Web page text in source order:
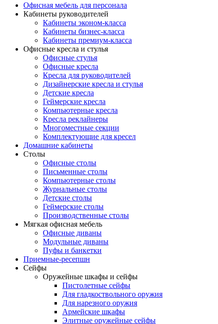
Офисная мебель для персонала
Кабинеты руководителей
Кабинеты эконом-класса
Кабинеты бизнес-класса
Кабинеты премиум-класса
Офисные кресла и стулья
Офисные стулья
Офисные кресла
Кресла для руководителей
Дизайнерские кресла и стулья
Детские кресла
Геймерские кресла
Компьютерные кресла
Кресла реклайнеры
Многоместные секции
Комплектующие для кресел
Домашние кабинеты
Столы
Офисные столы
Письменные столы
Компьютерные столы
Журнальные столы
Детские столы
Геймерские столы
Производственные столы
Мягкая офисная мебель
Офисные диваны
Модульные диваны
Пуфы и банкетки
Приемные-ресепшн
Сейфы
Оружейные шкафы и сейфы
Пистолетные сейфы
Для гладкоствольного оружия
Для нарезного оружия
Армейские шкафы
Элитные оружейные сейфы